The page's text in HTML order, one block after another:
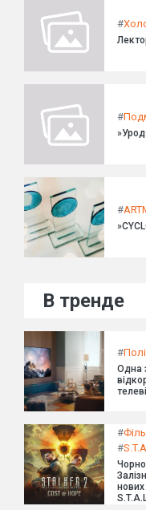
#
#
#
В тренде
#
Одна
#
#